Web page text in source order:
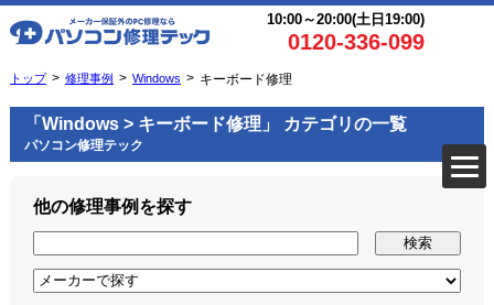
10:00～20:00(土日19:00)
0120-336-099
トップ 修理事例 Windows キーボード修理
「Windows > キーボード修理」 カテゴリの一覧
パソコン修理テック
他の修理事例を探す